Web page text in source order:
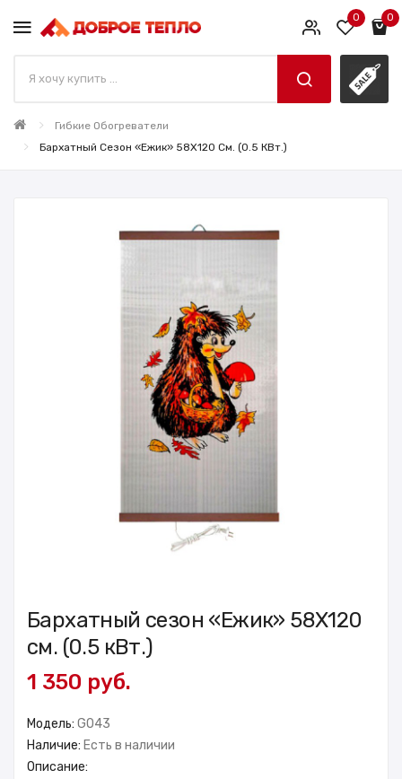
0 0
Гибкие Обогреватели
Бархатный Сезон «Ежик» 58X120 См. (0.5 КВт.)
Бархатный сезон «Ежик» 58X120
см. (0.5 кВт.)
1 350 руб.
Модель: GO43
Наличие: Есть в наличии
Описание: